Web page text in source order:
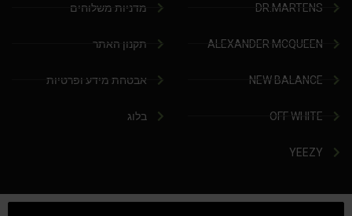
DR.MARTENS
ALEXANDER MCQUEEN
NEW BALANCE
OFF WHITE
YEEZY
מדניות משלוחים
תקנון האתר
אבטחת מידע ופרטיות
בלוג